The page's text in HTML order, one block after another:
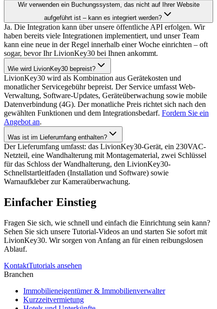
Wir verwenden ein Buchungssystem, das nicht auf Ihrer Website
aufgeführt ist – kann es integriert werden?
Ja. Die Integration kann über unsere öffentliche API erfolgen. Wir
haben bereits viele Integrationen implementiert, und unser Team
kann eine neue in der Regel innerhalb einer Woche einrichten – oft
sogar, bevor Ihr LivionKey30 bei Ihnen ankommt.
Wie wird LivionKey30 bepreist?
LivionKey30 wird als Kombination aus Gerätekosten und
monatlicher Servicegebühr bepreist. Der Service umfasst Web-
Verwaltung, Software-Updates, Geräteüberwachung sowie mobile
Datenverbindung (4G). Der monatliche Preis richtet sich nach den
gewählten Funktionen und dem Integrationsbedarf. Fordern Sie ein
Angebot an.
Was ist im Lieferumfang enthalten?
Der Lieferumfang umfasst: das LivionKey30-Gerät, ein 230VAC-
Netzteil, eine Wandhalterung mit Montagematerial, zwei Schlüssel
für das Schloss der Wandhalterung, den LivionKey30-
Schnellstartleitfaden (Installation und Software) sowie
Warnaufkleber zur Kameraüberwachung.
Einfacher Einstieg
Fragen Sie sich, wie schnell und einfach die Einrichtung sein kann?
Sehen Sie sich unsere Tutorial-Videos an und starten Sie sofort mit
LivionKey30. Wir sorgen von Anfang an für einen reibungslosen
Ablauf.
KontaktTutorials ansehen
Branchen
Immobilieneigentümer & Immobilienverwalter
Kurzzeitvermietung